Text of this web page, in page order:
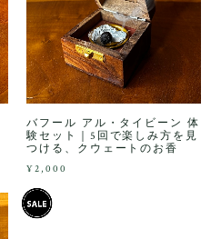
バフール アル・タイビーン 体
験セット｜5回で楽しみ方を見
つける、クウェートのお香
¥2,000